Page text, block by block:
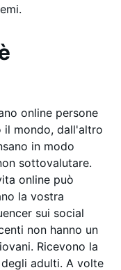
online persone
il mondo, dall'altro
in modo
sottovalutare.
online può
la vostra
sui social
non hanno un
Ricevono la
adulti. A volte